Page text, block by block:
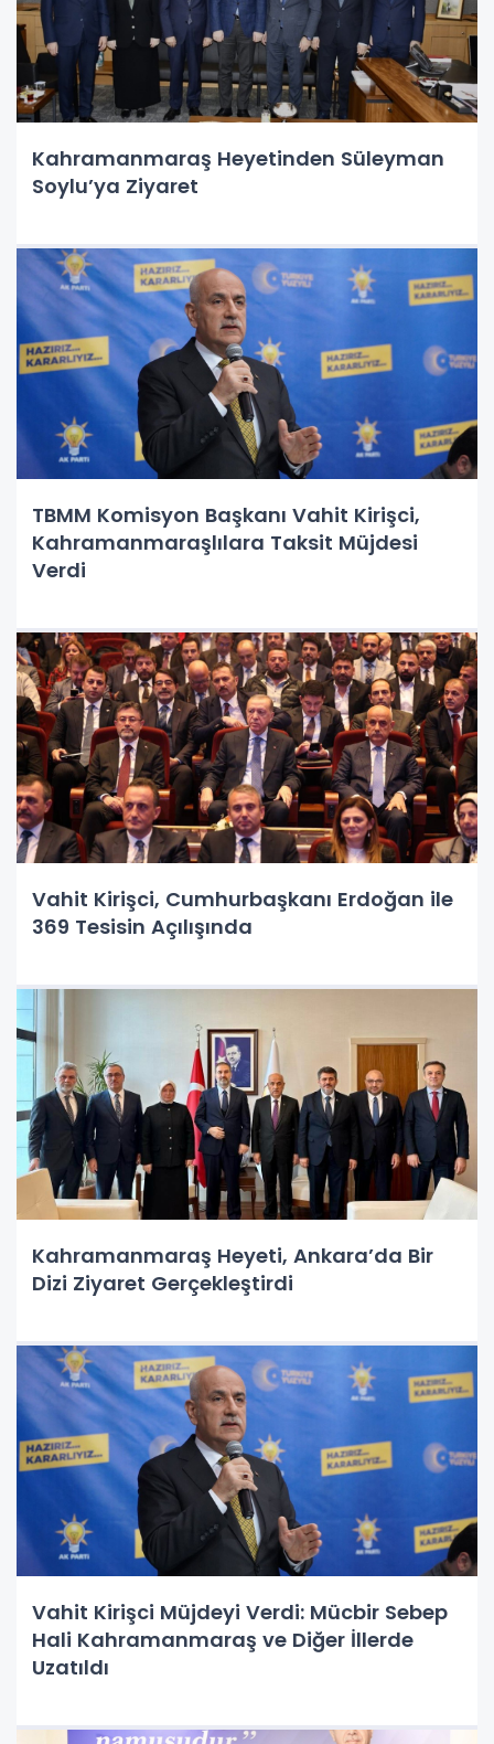
Kahramanmaraş Heyetinden Süleyman
Soylu’ya Ziyaret
TBMM Komisyon Başkanı Vahit Kirişci,
Kahramanmaraşlılara Taksit Müjdesi
Verdi
Vahit Kirişci, Cumhurbaşkanı Erdoğan ile
369 Tesisin Açılışında
Kahramanmaraş Heyeti, Ankara’da Bir
Dizi Ziyaret Gerçekleştirdi
Vahit Kirişci Müjdeyi Verdi: Mücbir Sebep
Hali Kahramanmaraş ve Diğer İllerde
Uzatıldı